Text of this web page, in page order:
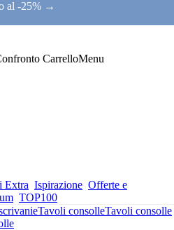
al -25% →
CarrelloMenu
Extra Ispirazione Offerte e
TOP100
Tavoli consolleTavoli consolle